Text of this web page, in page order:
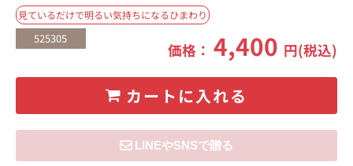
見ているだけで明るい気持ちになるひまわり
525305
価格：4,400 円(税込)
カートに入れる